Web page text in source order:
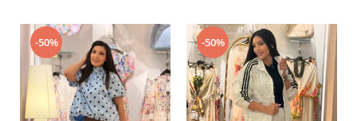
-50% -50%